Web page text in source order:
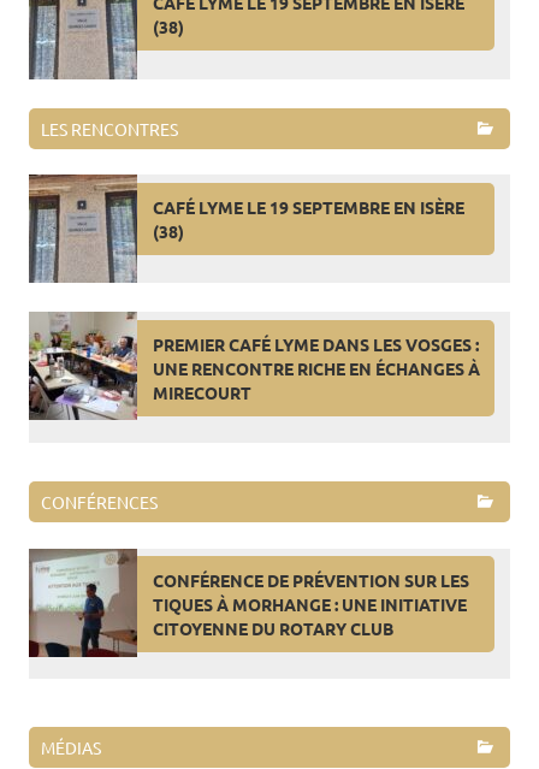
(38)
LES RENCONTRES
CAFÉ LYME LE 19 SEPTEMBRE EN ISÈRE
(38)
PREMIER CAFÉ LYME DANS LES VOSGES :
UNE RENCONTRE RICHE EN ÉCHANGES À
MIRECOURT
CONFÉRENCES
CONFÉRENCE DE PRÉVENTION SUR LES
TIQUES À MORHANGE : UNE INITIATIVE
CITOYENNE DU ROTARY CLUB
MÉDIAS